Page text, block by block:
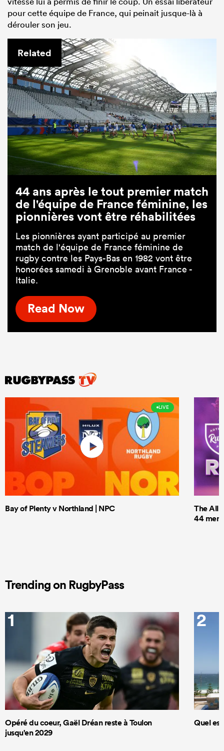
pour cette équipe de France, qui peinait jusque-là à
dérouler son jeu.
Related
44 ans après le tout premier match
de l'équipe de France féminine, les
pionnières vont être réhabilitées
Les pionnières ayant participé au premier
match de l'équipe de France féminine de
rugby contre les Pays-Bas en 1982 vont être
honorées samedi à Grenoble avant France -
Italie.
Read Now
LIVE
Bay of Plenty v Northland | NPC
The All
44 men
Trending on RugbyPass
1
Opéré du coeur, Gaël Dréan reste à Toulon
jusqu'en 2029
2
Quel